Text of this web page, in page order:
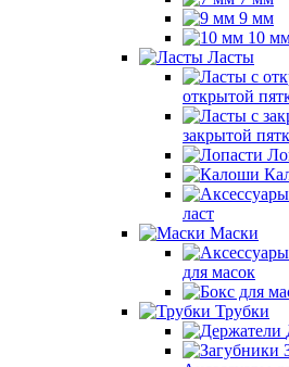
9 мм
10
Ласты
открытой
закрытой
ласт
Маски
для масок
Трубки